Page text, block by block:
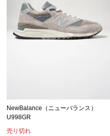
NewBalance（ニューバランス）
U998GR
売り切れ